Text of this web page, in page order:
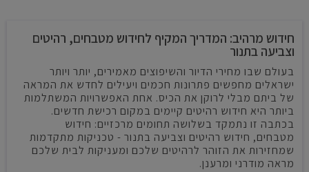
חידוש מרהיב: המדריך המקיף לחידוש מטבחים, רהיטים
וצביעה בתנור
בעולם שבו מחירי הדיור והשיפוצים מאמירים, יותר ויותר
ישראלים מחפשים פתרונות חכמים ויעילים לחדש את המראה
של ביתם מבלי לרוקן את הכיס. אחת האפשרויות המשתלמות
ביותר היא חידוש רהיטים קיימים במקום רכישת חדשים.
בכתבה זו נתמקד בשלושה תחומים מרכזיים: חידוש
מטבחים, חידוש רהיטים וצביעה בתנור - טכניקות מתקדמות
שמחזירות את הזוהר לרהיטים שלכם ומעניקות לבית שלכם
מראה מודרני ומרענן.